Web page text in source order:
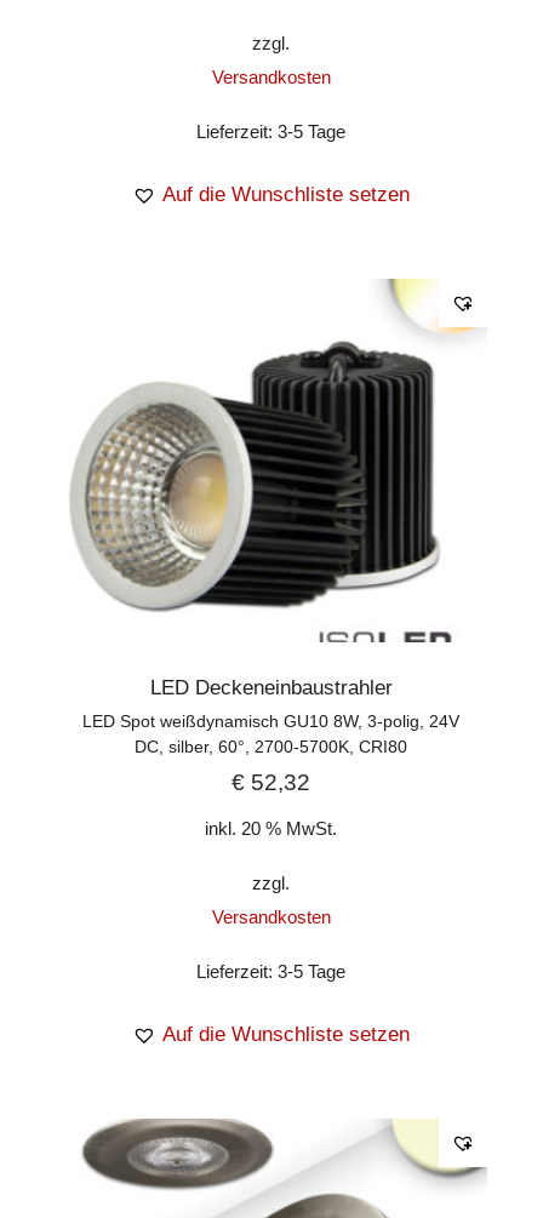
zzgl.
Versandkosten
Lieferzeit:3-5 Tage
Auf die Wunschliste setzen
LED Deckeneinbaustrahler
LED Spot weißdynamisch GU10 8W, 3-polig, 24V
DC, silber, 60°, 2700-5700K, CRI80
€ 52,32
inkl. 20 % MwSt.
zzgl.
Versandkosten
Lieferzeit:3-5 Tage
Auf die Wunschliste setzen